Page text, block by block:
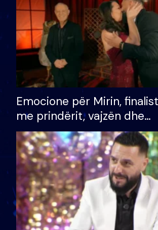
Emocione për Mirin,
me prindërit, vajzën dhe
bashkëshorten: S’kemi
divorci apo jo?